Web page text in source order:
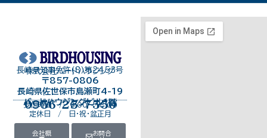
長崎県知事免許（8）第2453号
株式会社バードハウジング
〒857-0806
長崎県佐世保市島瀬町4-19
バードハウジングビル１階
0956-25-7550
受付時間 / 9:00～18:00
定休日 / 日・祝・盆正月
会社概
お問合